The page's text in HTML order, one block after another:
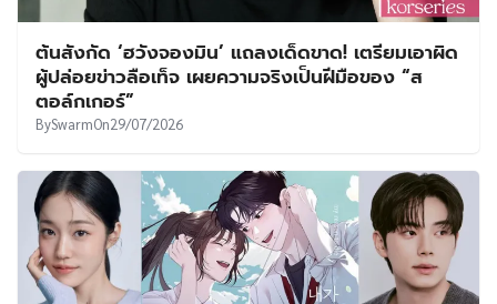
ต้นสังกัด ‘ฮวังจองมิน’ แถลงเด็ดขาด! เตรียมเอาผิด
ผู้ปล่อยข่าวลือเท็จ เผยความจริงเป็นฝีมือของ “ส
ตอล์กเกอร์”
BySwarmOn29/07/2026